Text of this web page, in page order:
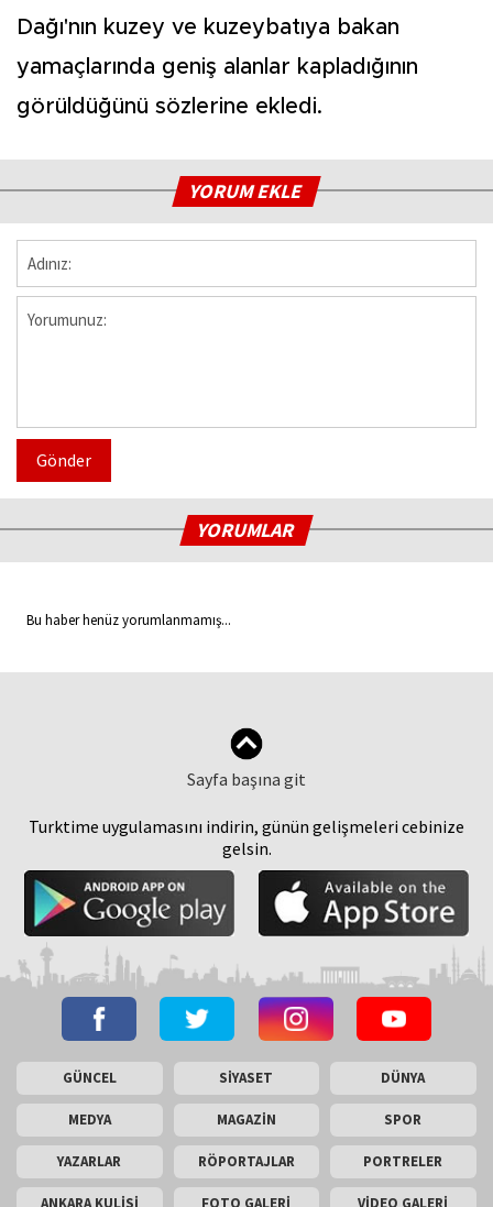
Dağı'nın kuzey ve kuzeybatıya bakan
yamaçlarında geniş alanlar kapladığının
görüldüğünü sözlerine ekledi.
YORUM EKLE
Gönder
YORUMLAR
Bu haber henüz yorumlanmamış...
Sayfa başına git
Turktime uygulamasını indirin, günün gelişmeleri cebinize
gelsin.
GÜNCEL SİYASET DÜNYA
MEDYA MAGAZİN SPOR
YAZARLAR RÖPORTAJLAR PORTRELER
ANKARA KULİSİ FOTO GALERİ VİDEO GALERİ